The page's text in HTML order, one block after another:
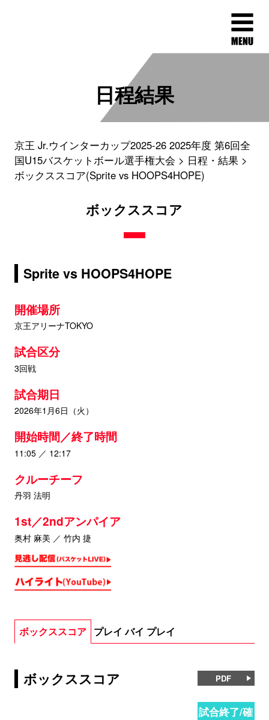
日程結果
京王 Jr.ウインターカップ2025-26 2025年度 第6回全
国U15バスケットボール選手権大会
日程・結果
ボックススコア(Sprite vs HOOPS4HOPE)
ボックススコア
Sprite vs HOOPS4HOPE
開催場所
京王アリーナTOKYO
試合区分
3回戦
試合期日
2026年1月6日（火）
開始時間／終了時間
11:05 ／ 12:17
クルーチーフ
丹羽 法明
1st／2ndアンパイア
奥村 麻美 ／ 竹内 捷
ボックススコア プレイ バイ プレイ
ボックススコア PDF
試合終了/確